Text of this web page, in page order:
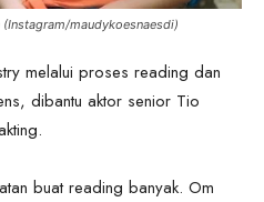
maudykoesnaesdi)
melalui proses reading dan
dibantu aktor senior Tio
buat reading banyak. Om